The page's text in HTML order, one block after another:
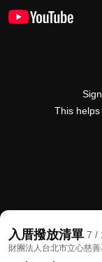
This helps
1525愛心碼-財
@NPO-lishin No likes
入厝撥放清單 7 /
財團法人台北市立心慈